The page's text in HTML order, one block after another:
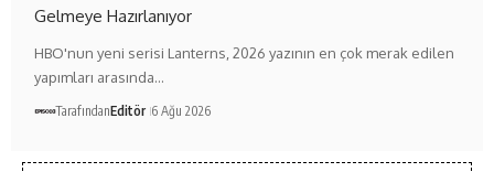
Gelmeye Hazırlanıyor
HBO'nun yeni serisi Lanterns, 2026 yazının en çok merak edilen
yapımları arasında…
TarafındanEditör 6 Ağu 2026